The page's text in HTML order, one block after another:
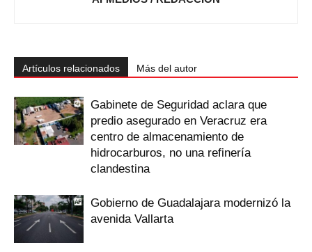
Artículos relacionados Más del autor
Gabinete de Seguridad aclara que
predio asegurado en Veracruz era
centro de almacenamiento de
hidrocarburos, no una refinería
clandestina
Gobierno de Guadalajara modernizó la
avenida Vallarta